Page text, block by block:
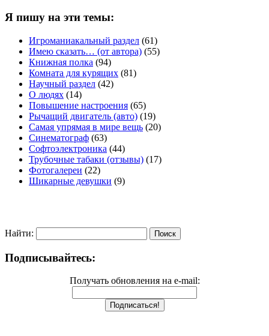
Я пишу на эти темы:
Игроманиакальный раздел (61)
Имею сказать… (от автора) (55)
Книжная полка (94)
Комната для курящих (81)
Научный раздел (42)
О людях (14)
Повышение настроения (65)
Рычащий двигатель (авто) (19)
Самая упрямая в мире вещь (20)
Синематограф (63)
Софтоэлектроника (44)
Трубочные табаки (отзывы) (17)
Фотогалереи (22)
Шикарные девушки (9)
Найти:
Подписывайтесь:
Получать обновления на e-mail: